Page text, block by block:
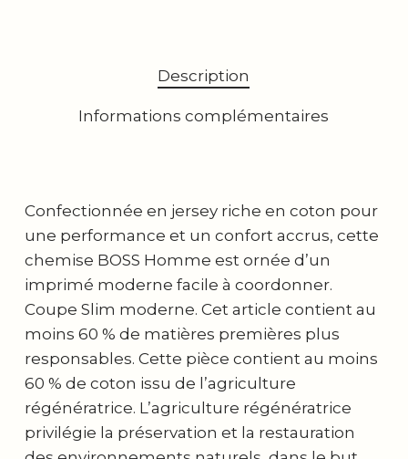
Description
Informations complémentaires
Confectionnée en jersey riche en coton pour
une performance et un confort accrus, cette
chemise BOSS Homme est ornée d’un
imprimé moderne facile à coordonner.
Coupe Slim moderne. Cet article contient au
moins 60 % de matières premières plus
responsables. Cette pièce contient au moins
60 % de coton issu de l’agriculture
régénératrice. L’agriculture régénératrice
privilégie la préservation et la restauration